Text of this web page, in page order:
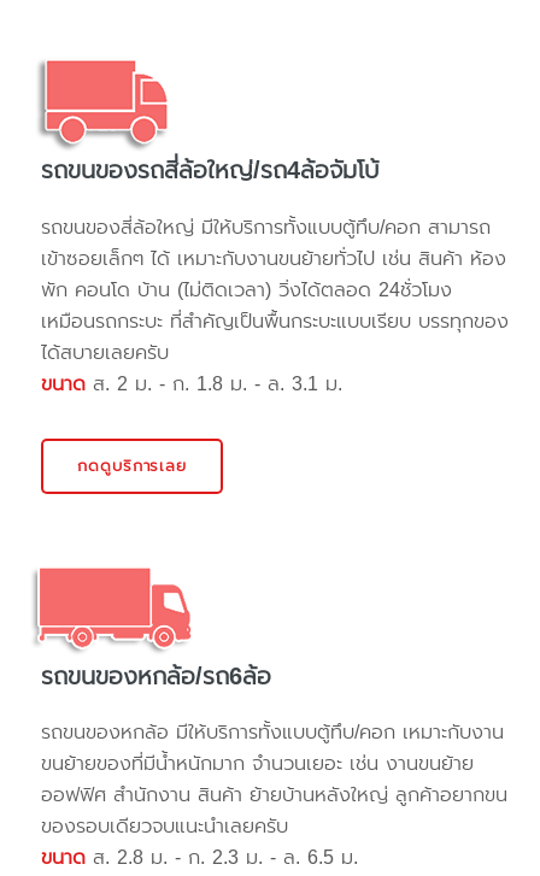
รถขนของรถสี่ล้อใหญ่/รถ4ล้อจัมโบ้
รถขนของสี่ล้อใหญ่ มีให้บริการทั้งแบบตู้ทึบ/คอก สามารถ
เข้าซอยเล็กๆ ได้ เหมาะกับงานขนย้ายทั่วไป เช่น สินค้า ห้อง
พัก คอนโด บ้าน (ไม่ติดเวลา) วิ่งได้ตลอด 24ชั่วโมง
เหมือนรถกระบะ ที่สำคัญเป็นพื้นกระบะแบบเรียบ บรรทุกของ
ได้สบายเลยครับ
ขนาด ส. 2 ม. - ก. 1.8 ม. - ล. 3.1 ม.
กดดูบริการเลย
รถขนของหกล้อ/รถ6ล้อ
รถขนของหกล้อ มีให้บริการทั้งแบบตู้ทึบ/คอก เหมาะกับงาน
ขนย้ายของที่มีน้ำหนักมาก จำนวนเยอะ เช่น งานขนย้าย
ออฟฟิศ สำนักงาน สินค้า ย้ายบ้านหลังใหญ่ ลูกค้าอยากขน
ของรอบเดียวจบแนะนำเลยครับ
ขนาด ส. 2.8 ม. - ก. 2.3 ม. - ล. 6.5 ม.